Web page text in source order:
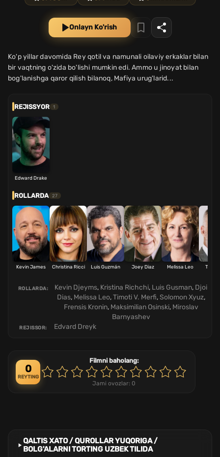
Onlayn Ko'rish
Ko'p yillar davomida Rey qotil va namunali oilaviy erkaklar bilan
bir vaqtning o'zida bo'lishi mumkin edi. Ammo u jinoyat bilan
bog'lanishga qaror qilish bilanoq, Mafiya urug'larid...
REJISSYOR 1
Edward Drake
ROLLARDA 27
Kevin James Christina Ricci Luis Guzmán Joey Diaz Melissa Leo
ROLLARDA: Kevin Djeyms, Kristina Richchi, Luis Gusman, Djoi
Dias, Melissa Leo,Timoti V. Merfi,Solomon Xyuz,
Frensis Kronin, Maksimilian Osinski, Miroslav
Barnyashev
REJISSOR: Edvard Dreyk
0
REYTING
Filmni baholang:
Jami ovozlar: 0
QALTIS XATO / QUROLLAR YUQORIGA /
BOLG'ALARNI TORTING UZBEK TILIDA